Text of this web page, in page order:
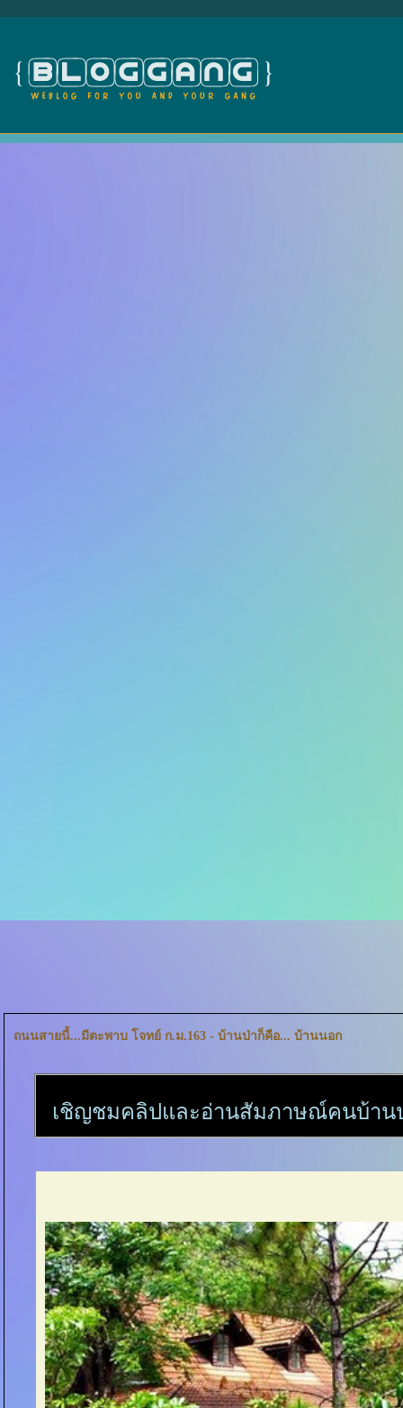
ถนนสายนี้...มีตะพาบ โจทย์ ก.ม.163 - บ้านป่าก็คือ... บ้านนอก
เชิญชมคลิปและอ่านสัมภาษณ์คนบ้านป่